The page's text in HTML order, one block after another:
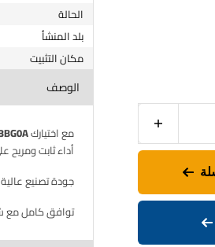
الحالة
بلد المنشأ
مكان التثبيت
الوصف
مع اختيارك
أداء ثابت ومريح
جودة تصنيع
توافق كامل مع